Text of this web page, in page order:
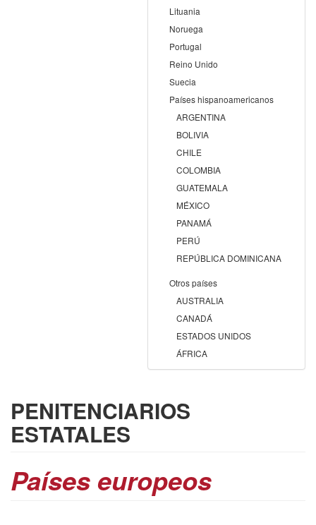
Lituania
Noruega
Portugal
Reino Unido
Suecia
Países hispanoamericanos
ARGENTINA
BOLIVIA
CHILE
COLOMBIA
GUATEMALA
MÉXICO
PANAMÁ
PERÚ
REPÚBLICA DOMINICANA
Otros países
AUSTRALIA
CANADÁ
ESTADOS UNIDOS
ÁFRICA
PENITENCIARIOS
ESTATALES
Países europeos